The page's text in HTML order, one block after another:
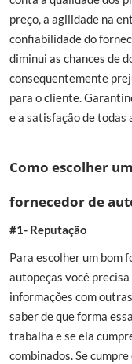
preço, a agilidade na
confiabilidade do
diminui as chances de
consequentemente
para o cliente.
e a satisfação de todas
Como escolher
fornecedor de
#1- Reputação
Para escolher um bom
autopeças você
informações com
saber de que forma
trabalha e se ela
combinados. Se